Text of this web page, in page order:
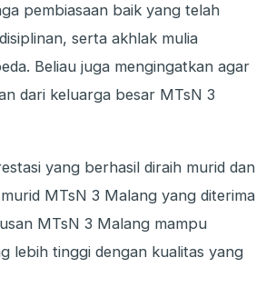
pembiasaan baik yang telah
serta akhlak mulia
Beliau juga mengingatkan agar
dari keluarga besar MTsN 3
yang berhasil diraih murid dan
MTsN 3 Malang yang diterima
MTsN 3 Malang mampu
lebih tinggi dengan kualitas yang